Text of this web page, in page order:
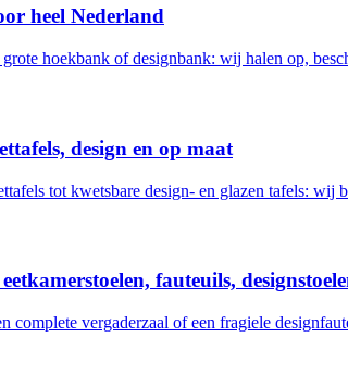
heel Nederland
hoekbank of designbank: wij halen op,
design en op maat
tot kwetsbare design- en glazen tafels:
fauteuils,
complete vergaderzaal of een fragiele